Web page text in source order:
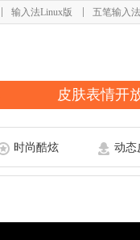
输入法Linux版 五笔输入法
皮肤表情开
时尚酷炫 动态